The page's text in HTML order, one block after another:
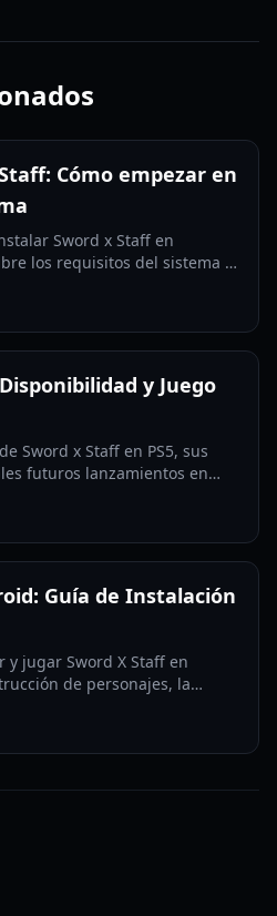
Cómo empezar en
Sword x Staff en
los requisitos del sistema y
y Juego
Sword x Staff en PS5, sus
futuros lanzamientos en
Guía de Instalación
y jugar Sword X Staff en
de personajes, la